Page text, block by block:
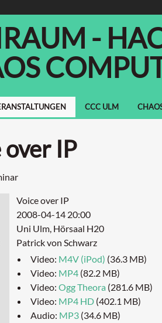
-
CCC ULM
IP
Voice over IP
2008-04-14 20:00
Uni Ulm, Hörsaal H20
Patrick von Schwarz
Video: M4V (iPod) (36.3 MB)
Video: MP4 (82.2 MB)
Video:Ogg Theora (281.6 MB)
Video: MP4 HD (402.1 MB)
Audio: MP3 (34.6 MB)